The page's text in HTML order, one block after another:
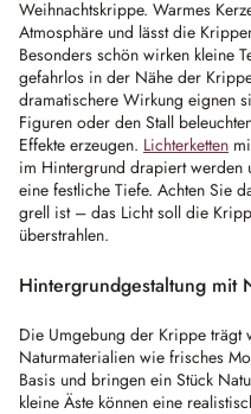
Weihnachtskrippe. Warmes
Atmosphäre und lässt die
Besonders schön wirken kleine
gefahrlos in der Nähe der
dramatischere Wirkung eignen
Figuren oder den Stall
Effekte erzeugen. Lichterketten
im Hintergrund drapiert werden
eine festliche Tiefe. Achten Sie
grell ist – das Licht soll die
überstrahlen.
Hintergrundgestaltung mit
Die Umgebung der Krippe trägt
Naturmaterialien wie frisches
Basis und bringen ein Stück
kleine Äste können eine